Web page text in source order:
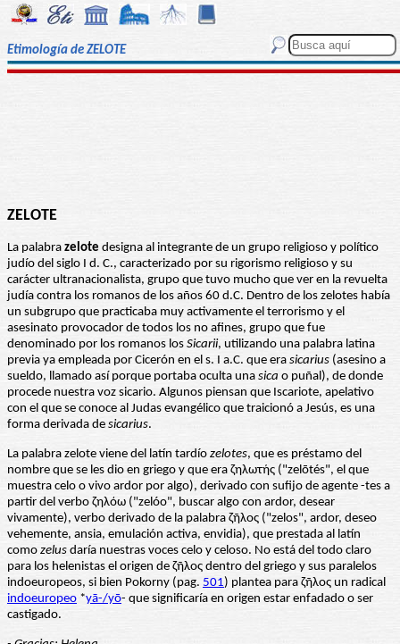
Etimología de ZELOTE
ZELOTE
La palabra zelote designa al integrante de un grupo religioso y político
judío del siglo I d. C., caracterizado por su rigorismo religioso y su
carácter ultranacionalista, grupo que tuvo mucho que ver en la revuelta
judía contra los romanos de los años 60 d.C. Dentro de los zelotes había
un subgrupo que practicaba muy activamente el terrorismo y el
asesinato provocador de todos los no afines, grupo que fue
denominado por los romanos los Sicarii, utilizando una palabra latina
previa ya empleada por Cicerón en el s. I a.C. que era sicarius (asesino a
sueldo, llamado así porque portaba oculta una sica o puñal), de donde
procede nuestra voz sicario. Algunos piensan que Iscariote, apelativo
con el que se conoce al Judas evangélico que traicionó a Jesús, es una
forma derivada de sicarius.
La palabra zelote viene del latín tardío zelotes, que es préstamo del
nombre que se les dio en griego y que era ζηλωτής ("zelōtés", el que
muestra celo o vivo ardor por algo), derivado con sufijo de agente -tes a
partir del verbo ζηλόω ("zelóo", buscar algo con ardor, desear
vivamente), verbo derivado de la palabra ζῆλος ("zelos", ardor, deseo
vehemente, ansia, emulación activa, envidia), que prestada al latín
como zelus daría nuestras voces celo y celoso. No está del todo claro
para los helenistas el origen de ζῆλος dentro del griego y sus paralelos
indoeuropeos, si bien Pokorny (pag. 501) plantea para ζῆλος un radical
indoeuropeo *yā-/yō- que significaría en origen estar enfadado o ser
castigado.